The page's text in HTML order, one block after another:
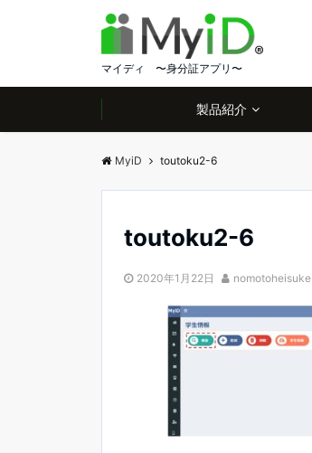
マイディ 〜身分証アプリ〜
製品紹介
MyiD toutoku2-6
toutoku2-6
2020年1月22日 nomotoheisuke